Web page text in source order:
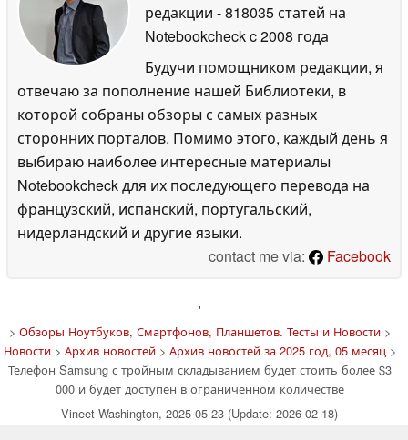
редакции - 818035 статей на
Notebookcheckc 2008 года
Будучи помощником редакции, я
отвечаю за пополнение нашей Библиотеки, в
которой собраны обзоры с самых разных
сторонних порталов. Помимо этого, каждый день я
выбираю наиболее интересные материалы
Notebookcheck для их последующего перевода на
французский, испанский, португальский,
нидерландский и другие языки.
contact me via:
Facebook
'
> Обзоры Ноутбуков, Смартфонов, Планшетов. Тесты и Новости>
Новости> Архив новостей> Архив новостей за 2025 год, 05 месяц >
Телефон Samsung с тройным складыванием будет стоить более $3
000 и будет доступен в ограниченном количестве
Vineet Washington, 2025-05-23 (Update: 2026-02-18)